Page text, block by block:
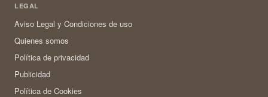
LEGAL
Aviso Legal y Condiciones de uso
Quienes somos
Política de privacidad
Publicidad
Política de Cookies